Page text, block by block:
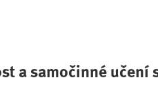
a samočinné učení